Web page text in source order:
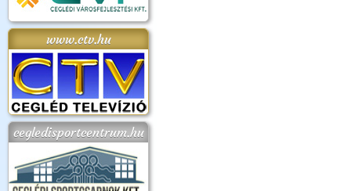
www.ctv.hu
cegledisportcentrum.hu